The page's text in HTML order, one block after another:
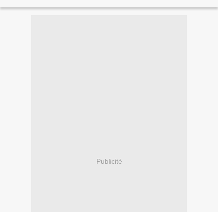
Publicité